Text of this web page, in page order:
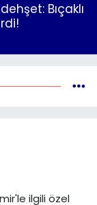
Bıçaklı
ilgili özel